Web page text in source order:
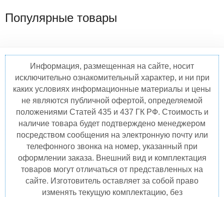
Популярные товары
Информация, размещенная на сайте, носит
исключительно ознакомительный характер, и ни при
каких условиях информационные материалы и цены
не являются публичной офертой, определяемой
положениями Статей 435 и 437 ГК РФ. Стоимость и
наличие товара будет подтверждено менеджером
посредством сообщения на электронную почту или
телефонного звонка на номер, указанный при
оформлении заказа. Внешний вид и комплектация
товаров могут отличаться от представленных на
сайте. Изготовитель оставляет за собой право
изменять текущую комплектацию, без